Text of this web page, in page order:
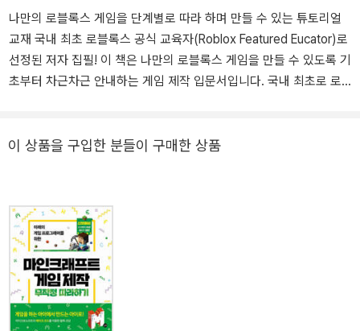
나만의 로블록스 게임을 단계별로 따라 하며 만들 수 있는 튜토리얼
교재 국내 최초 로블록스 공식 교육자(Roblox Featured Eucator)로
선정된 저자 집필! 이 책은 나만의 로블록스 게임을 만들 수 있도록 기
초부터 차근차근 안내하는 게임 제작 입문서입니다. 국내 최초로 로
라 할 수 있도록 안내합니다. 이 책 한 권이면 누구나 로블록스 설치부
작 무작정 따라하기》와 함께 ‘게임을 하는 아이에서 만드는 아이로’
변화를 이끌어 줄 새로운 경험에 도전해 보세요! 전 세계 십 대들이 열
광하는 메타버스의 대표적인 플랫폼, 로블록스 메타버스(metavers
e)는 가상·초월을 뜻하는 meta와 세계·우주를 뜻하는 universe의 합
성어로, 3차원 가상 세계를 말합니다. 오늘날 10대를 대표하는 전 세
계의 Z세대는 현실의 친구를 가장 세계에서 만나 자연스럽게 소통하
이 상품을 구입한 분들이 구매한 상품